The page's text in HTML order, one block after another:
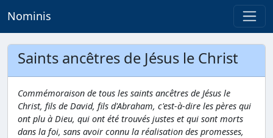
Nominis
Saints ancêtres de Jésus le Christ
Commémoraison de tous les saints ancêtres de Jésus le
Christ, fils de David, fils d'Abraham, c'est-à-dire les pères qui
ont plu à Dieu, qui ont été trouvés justes et qui sont morts
dans la foi, sans avoir connu la réalisation des promesses,